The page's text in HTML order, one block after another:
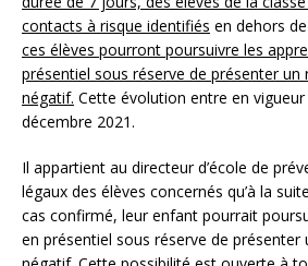
contacts à risque identifiés en dehors
ces élèves pourront poursuivre les
présentiel sous réserve de présenter
négatif. Cette évolution entre en
décembre 2021.
Il appartient au directeur d’école de
légaux des élèves concernés qu’à la
cas confirmé, leur enfant pourrait
en présentiel sous réserve de